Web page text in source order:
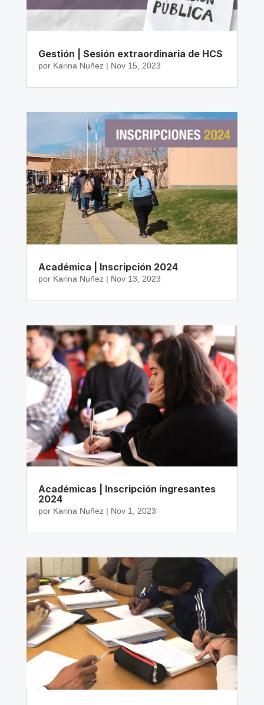
Gestión | Sesión extraordinaria de HCS
por Karina Nuñez| Nov 15, 2023
Académica | Inscripción 2024
por Karina Nuñez| Nov 13, 2023
Académicas | Inscripción ingresantes
2024
por Karina Nuñez| Nov 1, 2023